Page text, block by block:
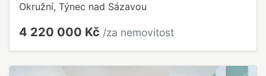
Okružní, Týnec nad Sázavou
4 220 000 Kč /za nemovitost